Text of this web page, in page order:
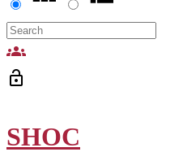
groups
lock_open
SHOC